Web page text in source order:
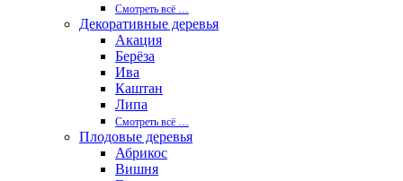
Смотреть вcё …
Декоративные деревья
Акация
Берёза
Ива
Каштан
Липа
Смотреть вcё …
Плодовые деревья
Абрикос
Вишня